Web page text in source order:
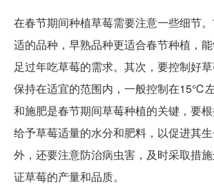
在春节期间种植草莓需要注意一些细节
适的品种，早熟品种更适合春节种植，
足过年吃草莓的需求。其次，要控制好草
保持在适宜的范围内，一般控制在15℃
和施肥是春节期间草莓种植的关键，要
给予草莓适量的水分和肥料，以促进其
外，还要注意防治病虫害，及时采取措
证草莓的产量和品质。